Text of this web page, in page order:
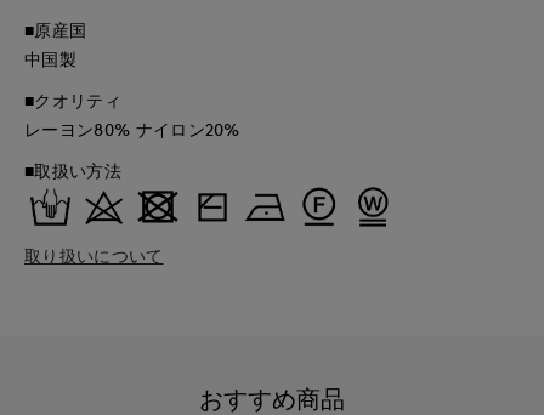
■原産国
中国製
■クオリティ
レーヨン80% ナイロン20%
■取扱い方法
取り扱いについて
おすすめ商品